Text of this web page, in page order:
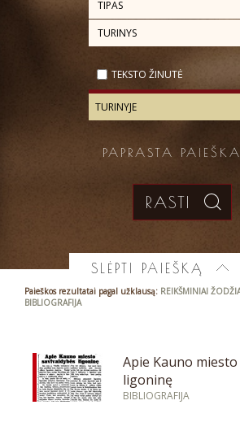
TEKSTO ŽINUTĖ
PAPRASTA PAIEŠKA
SLĖPTI PAIEŠKĄ
Paieškos rezultatai pagal užklausą: REIKŠMINIAI
BIBLIOGRAFIJA
Apie Kauno
ligoninę
BIBLIOGRAFIJA